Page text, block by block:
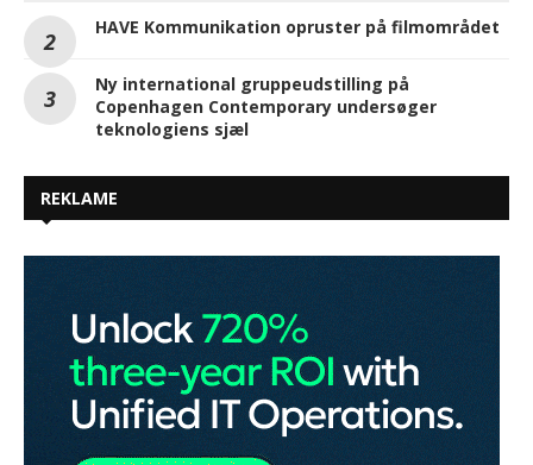
HAVE Kommunikation opruster på filmområdet
Ny international gruppeudstilling på
Copenhagen Contemporary undersøger
teknologiens sjæl
REKLAME